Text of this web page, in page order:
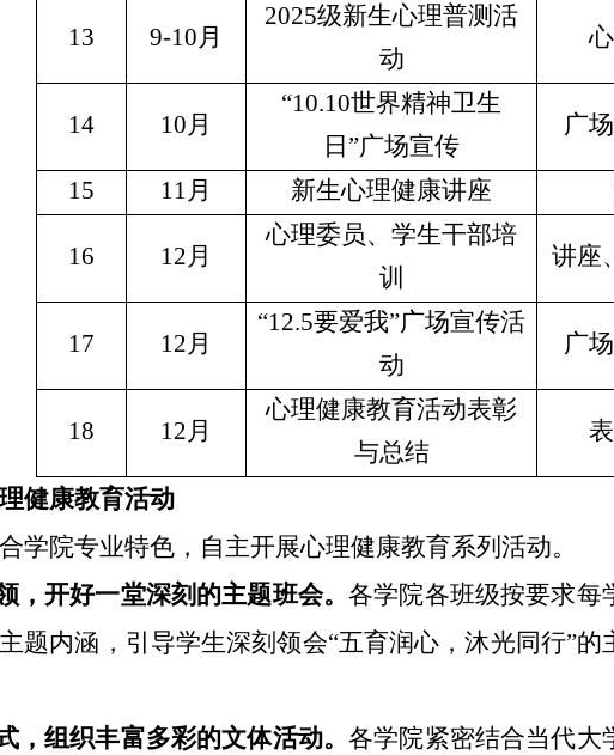
13 9-10月
2025级新生心理普测活
动
14 10月
“10.10世界精神卫生
日”广场宣传
广
15 11月 新生心理健康讲座
16 12月
心理委员、学生干部培
训
讲座
17 12月
“12.5要爱我”广场宣传活
动
广
18 12月
心理健康教育活动表彰
与总结
健康教育活动
学院专业特色，自主开展心理健康教育系列活动。
，开好一堂深刻的主题班会。各学院各班级按要求每
题内涵，引导学生深刻领会“五育润心，沐光同行”
，组织丰富多彩的文体活动。各学院紧密结合当代大